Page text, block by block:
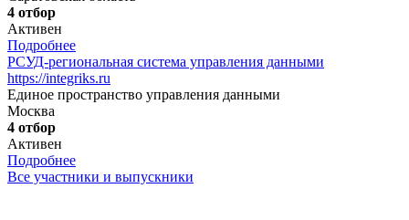
4 отбор
Активен
Подробнее
РСУД-региональная система управления данными
https://integriks.ru
Единое пространство управления данными
Москва
4 отбор
Активен
Подробнее
Все участники и выпускники